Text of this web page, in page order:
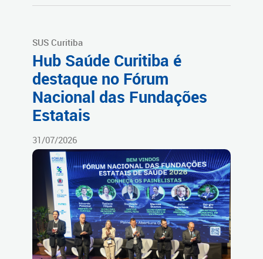
SUS Curitiba
Hub Saúde Curitiba é
destaque no Fórum
Nacional das Fundações
Estatais
31/07/2026